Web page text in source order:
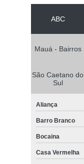
ABC
Mauá - Bairros
São Caetano do
Sul
Aliança
Barro Branco
Bocaina
Casa Vermelha